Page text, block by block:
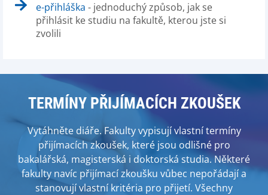
e-přihláška - jednoduchý způsob, jak se
přihlásit ke studiu na fakultě, kterou jste si
zvolili
TERMÍNY PŘIJÍMACÍCH ZKOUŠEK
Vytáhněte diáře. Fakulty vypisují vlastní termíny
přijímacích zkoušek, které jsou odlišné pro
bakalářská, magisterská i doktorská studia. Některé
fakulty navíc přijímací zkoušku vůbec nepořádají a
stanovují vlastní kritéria pro přijetí. Všechny